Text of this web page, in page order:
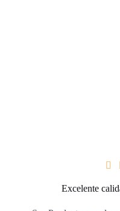

Excelente